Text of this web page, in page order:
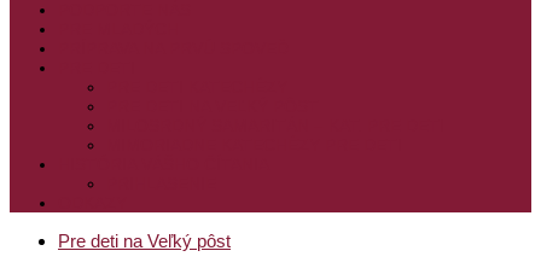
Pre deti na Veľký pôst